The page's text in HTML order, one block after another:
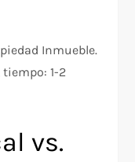
Inmueble.
1-2
vs.